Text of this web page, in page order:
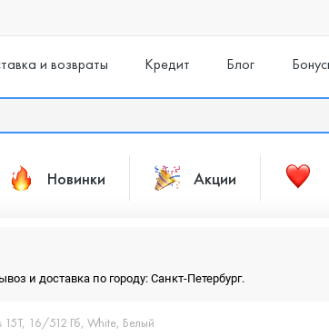
и возвраты Кредит Блог
Новинки Акции
и доставка по городу: Санкт-Петербург.
16/512 Гб, White, Белый